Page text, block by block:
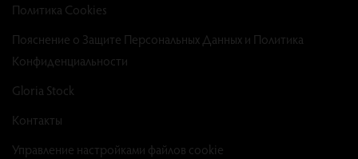
Политика Cookies
Пояснение о Защите Персональных Данных и Политика
Конфиденциальности
Gloria Stock
Контакты
Управление настройками файлов cookie